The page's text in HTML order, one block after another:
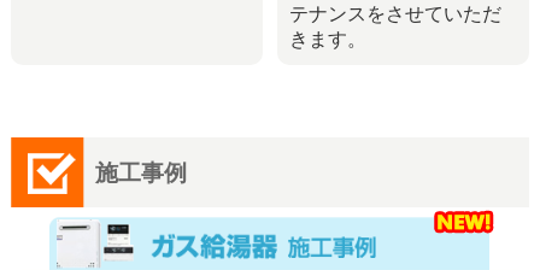
テナンスをさせていただ
きます。
施工事例